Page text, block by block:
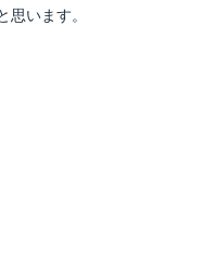
います。